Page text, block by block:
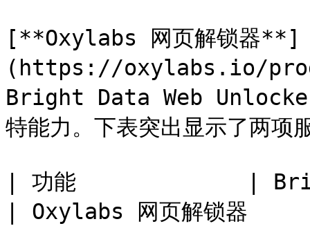
[**Oxylabs 网页解锁器**]
(https://oxylabs.io/
Bright Data Web Unlocker
特能力。下表突出显示了两项
| 功能             |
| Oxylabs 网页解锁